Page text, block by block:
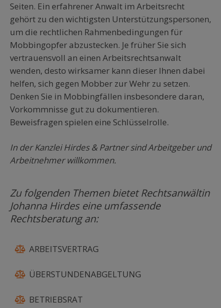
Seiten. Ein erfahrener Anwalt im Arbeitsrecht
gehört zu den wichtigsten Unterstützungspersonen,
um die rechtlichen Rahmenbedingungen für
Mobbingopfer abzustecken. Je früher Sie sich
vertrauensvoll an einen Arbeitsrechtsanwalt
wenden, desto wirksamer kann dieser Ihnen dabei
helfen, sich gegen Mobber zur Wehr zu setzen.
Denken Sie in Mobbingfällen insbesondere daran,
Vorkommnisse gut zu dokumentieren.
Beweisfragen spielen eine Schlüsselrolle.
In der Kanzlei Hirdes & Partner sind Arbeitgeber und
Arbeitnehmer willkommen.
Zu folgenden Themen bietet Rechtsanwältin
Johanna Hirdes eine umfassende
Rechtsberatung an:
ARBEITSVERTRAG
ÜBERSTUNDENABGELTUNG
BETRIEBSRAT